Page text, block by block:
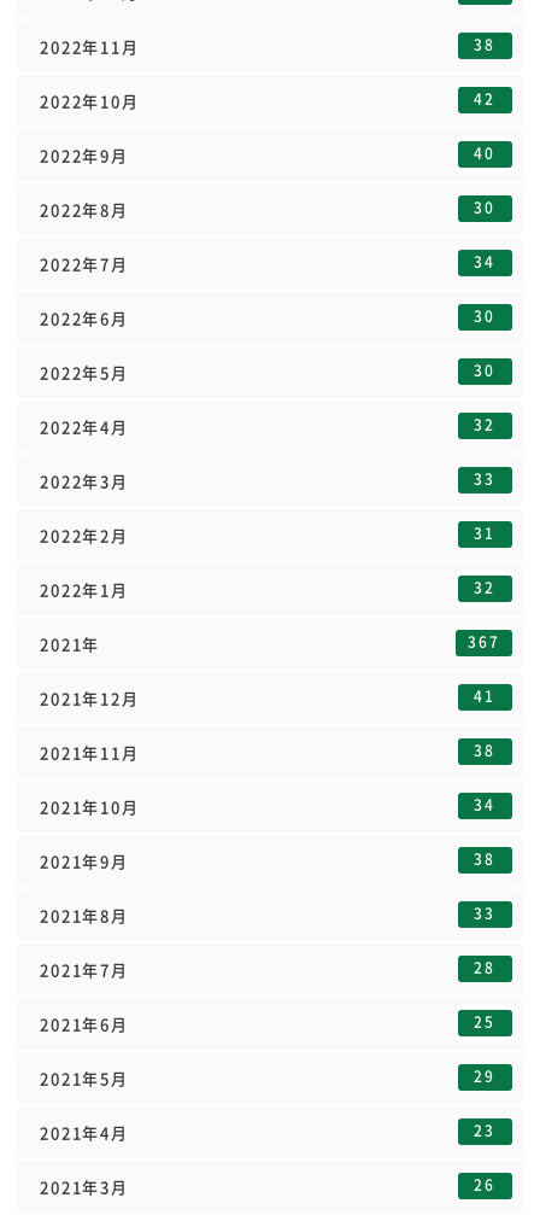
2022年11月 38
2022年10月 42
2022年9月 40
2022年8月 30
2022年7月 34
2022年6月 30
2022年5月 30
2022年4月 32
2022年3月 33
2022年2月 31
2022年1月 32
2021年 367
2021年12月 41
2021年11月 38
2021年10月 34
2021年9月 38
2021年8月 33
2021年7月 28
2021年6月 25
2021年5月 29
2021年4月 23
2021年3月 26